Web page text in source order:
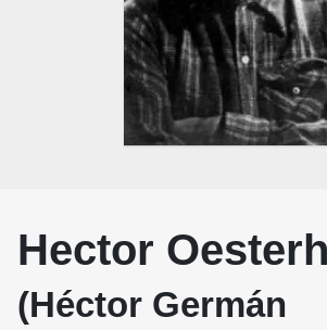
Hector
(Héctor Germán